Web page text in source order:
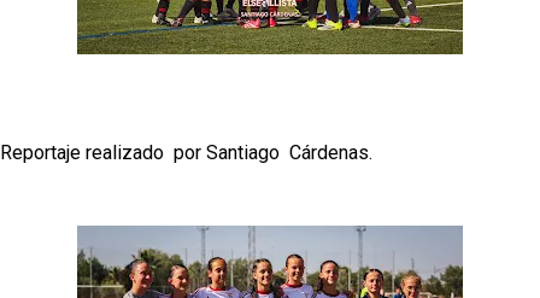
OFICIAL | Juanlu se marcha al Bournemouth
Reportaje realizado por Santiago Cárdenas.